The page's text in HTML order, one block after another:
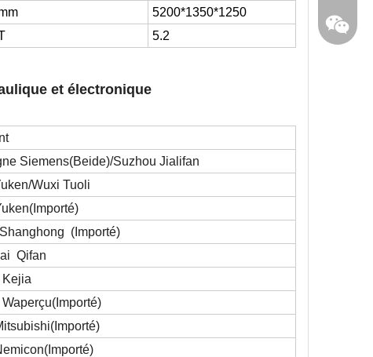
5200*1350*1250
5.2
et électronique
Siemens(Beide)/Suzhou Jialifan
/Wuxi Tuoli
( Importé)
( Importé)
Qifan
Kejia
Waperçu(Importé)
( Importé)
( Importé)
0086